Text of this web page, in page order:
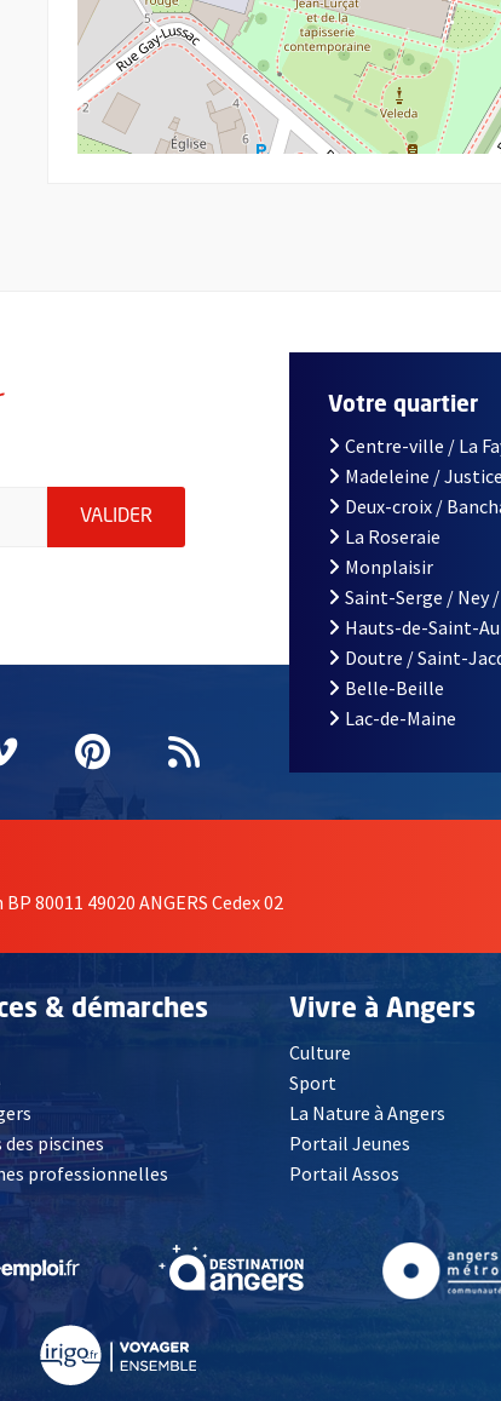
indiquez votre email (champ obligatoire)
VALIDERENVOYER MA DEMANDE D'INSCRIPTION
fenêtrefenêtre
une nouvelle fenêtre
Vimeo
, Ouvre une nouvelle fenêtre
Pinterest
, Ouvre une nouvelle
Flux RSS
Votre quartier
Centre-ville / La
Madeleine /
Deux-croix /
La Roseraie
Monplaisir
Saint-Serge / Ney
Hauts-de-Saint-
Doutre / Saint-
Belle-Beille
Lac-de-Maine
80011 49020 ANGERS Cedex 02
& démarches
, Ouvre une nouvelle fenêtre
piscines
professionnelles
Vivre à Angers
Culture
Sport
La Nature à Angers
Portail Jeunes
Portail Assos
fenêtre , Ouvre une nouvelle fenêtre , Ouvre une nouvelle